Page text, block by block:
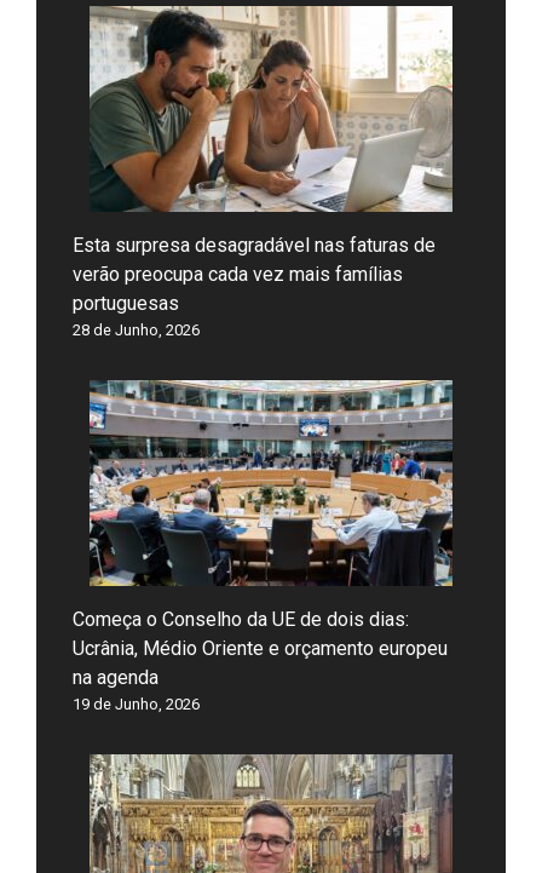
Esta surpresa desagradável nas faturas de
verão preocupa cada vez mais famílias
portuguesas
28 de Junho, 2026
Começa o Conselho da UE de dois dias:
Ucrânia, Médio Oriente e orçamento europeu
na agenda
19 de Junho, 2026